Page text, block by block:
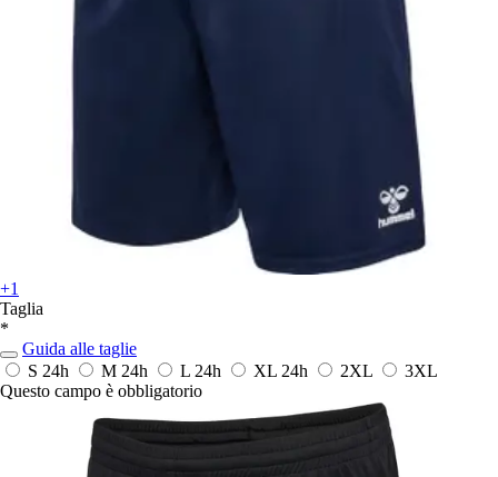
+1
Taglia
*
Guida alle taglie
S 24h M 24h L 24h XL 24h 2XL
3XL
Questo campo è obbligatorio